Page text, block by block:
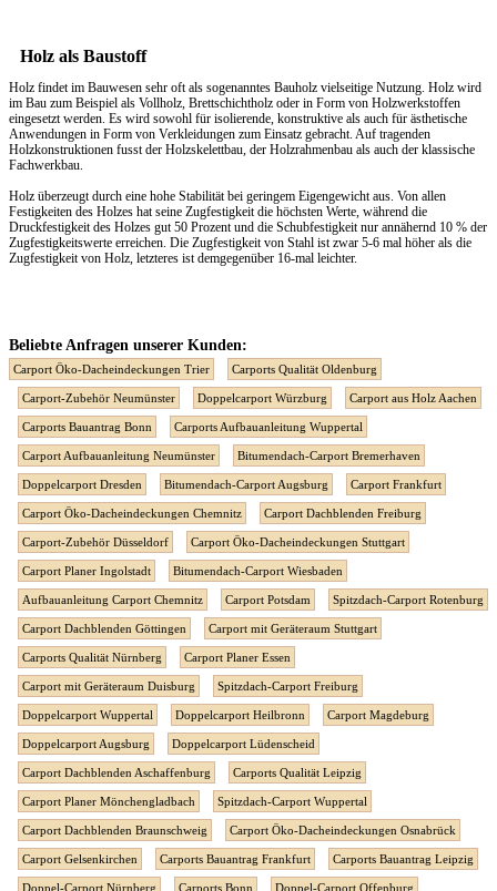
Holz als Baustoff
Holz findet im Bauwesen sehr oft als sogenanntes Bauholz vielseitige Nutzung. Holz wird
im Bau zum Beispiel als Vollholz, Brettschichtholz oder in Form von Holzwerkstoffen
eingesetzt werden. Es wird sowohl für isolierende, konstruktive als auch für ästhetische
Anwendungen in Form von Verkleidungen zum Einsatz gebracht. Auf tragenden
Holzkonstruktionen fusst der Holzskelettbau, der Holzrahmenbau als auch der klassische
Fachwerkbau.
Holz überzeugt durch eine hohe Stabilität bei geringem Eigengewicht aus. Von allen
Festigkeiten des Holzes hat seine Zugfestigkeit die höchsten Werte, während die
Druckfestigkeit des Holzes gut 50 Prozent und die Schubfestigkeit nur annähernd 10 % der
Zugfestigkeitswerte erreichen. Die Zugfestigkeit von Stahl ist zwar 5-6 mal höher als die
Zugfestigkeit von Holz, letzteres ist demgegenüber 16-mal leichter.
Beliebte Anfragen unserer Kunden:
Carport Öko-Dacheindeckungen Trier Carports Qualität Oldenburg
Carport-Zubehör Neumünster Doppelcarport Würzburg Carport aus Holz Aachen
Carports Bauantrag Bonn Carports Aufbauanleitung Wuppertal
Carport Aufbauanleitung Neumünster Bitumendach-Carport Bremerhaven
Doppelcarport Dresden Bitumendach-Carport Augsburg Carport Frankfurt
Carport Öko-Dacheindeckungen Chemnitz Carport Dachblenden Freiburg
Carport-Zubehör Düsseldorf Carport Öko-Dacheindeckungen Stuttgart
Carport Planer Ingolstadt Bitumendach-Carport Wiesbaden
Aufbauanleitung Carport Chemnitz Carport Potsdam Spitzdach-Carport Rotenburg
Carport Dachblenden Göttingen Carport mit Geräteraum Stuttgart
Carports Qualität Nürnberg Carport Planer Essen
Carport mit Geräteraum Duisburg Spitzdach-Carport Freiburg
Doppelcarport Wuppertal Doppelcarport Heilbronn Carport Magdeburg
Doppelcarport Augsburg Doppelcarport Lüdenscheid
Carport Dachblenden Aschaffenburg Carports Qualität Leipzig
Carport Planer Mönchengladbach Spitzdach-Carport Wuppertal
Carport Dachblenden Braunschweig Carport Öko-Dacheindeckungen Osnabrück
Carport Gelsenkirchen Carports Bauantrag Frankfurt Carports Bauantrag Leipzig
Doppel-Carport Nürnberg Carports Bonn Doppel-Carport Offenburg